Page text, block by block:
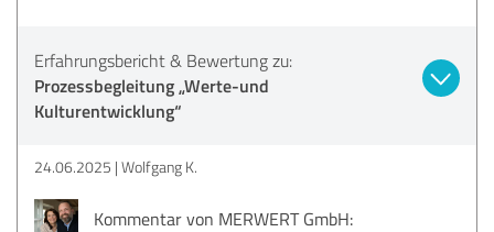
Erfahrungsbericht & Bewertung zu:
Prozessbegleitung „Werte-und
Kulturentwicklung“
24.06.2025 Wolfgang K.
Kommentar von MERWERT GmbH: